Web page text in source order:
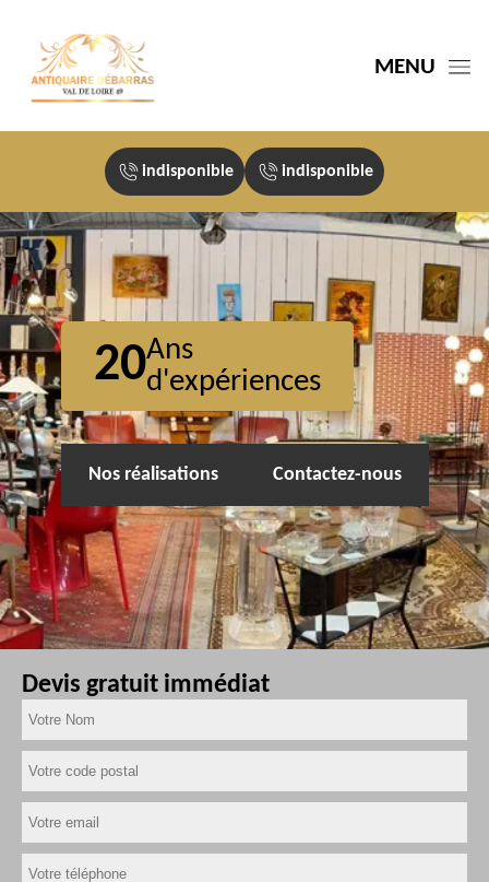
MENU
indisponible indisponible
20Ans
d'expériences
Nos réalisations Contactez-nous
Devis gratuit immédiat